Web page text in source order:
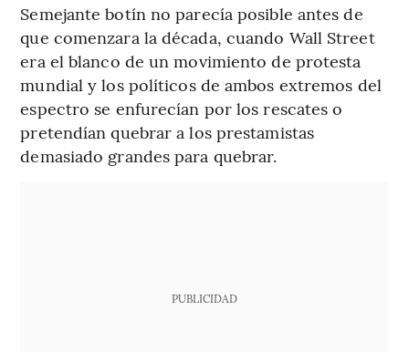
Semejante botín no parecía posible antes de
que comenzara la década, cuando Wall Street
era el blanco de un movimiento de protesta
mundial y los políticos de ambos extremos del
espectro se enfurecían por los rescates o
pretendían quebrar a los prestamistas
demasiado grandes para quebrar.
PUBLICIDAD